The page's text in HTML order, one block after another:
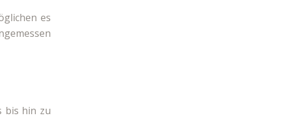
es
bis hin zu